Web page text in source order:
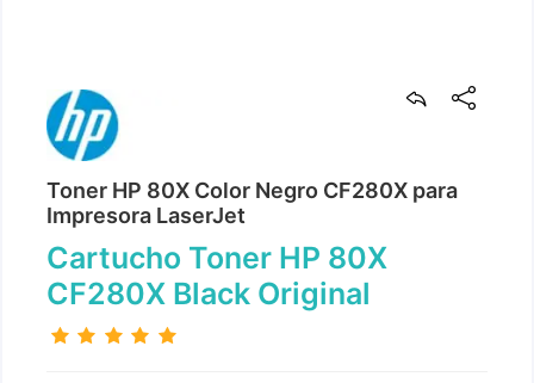
Toner HP 80X Color Negro CF280X para
Impresora LaserJet
Cartucho Toner HP 80X
CF280X Black Original